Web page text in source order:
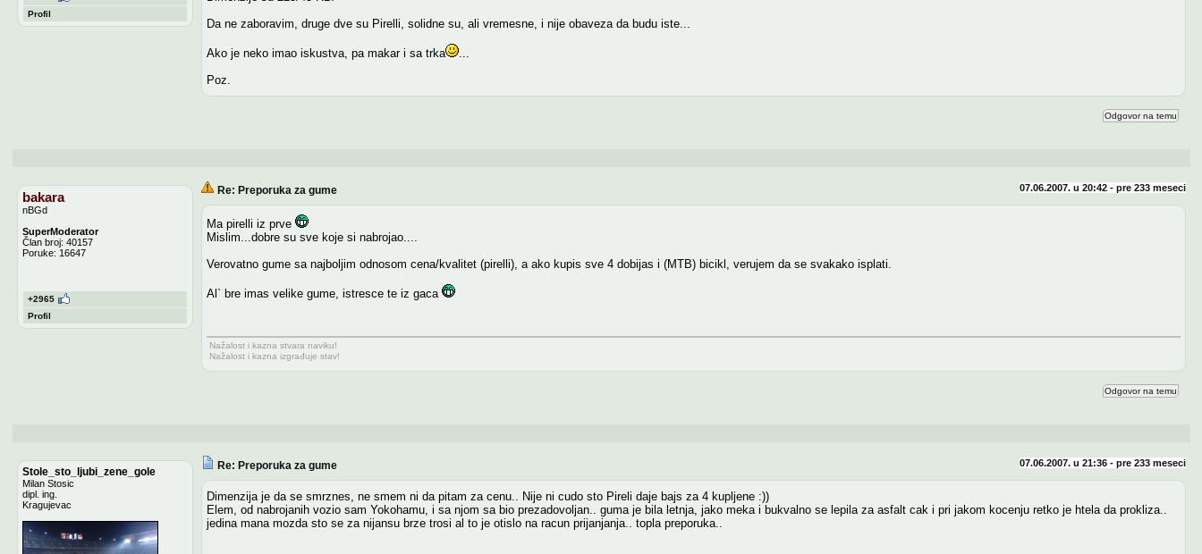
Profil
Da ne zaboravim, druge dve su Pirelli, solidne su, ali vremesne, i nije obaveza da budu iste...
Ako je neko imao iskustva, pa makar i sa trka
...
Poz.
Odgovor na temu
bakara
nBGd
SuperModerator
Član broj: 40157
Poruke: 16647
+2965
Profil
Re: Preporuka za gume 07.06.2007. u 20:42 - pre 233 meseci
Ma pirelli iz prve
Mislim...dobre su sve koje si nabrojao....
Verovatno gume sa najboljim odnosom cena/kvalitet (pirelli), a ako kupis sve 4 dobijas i (MTB) bicikl, verujem da se svakako isplati.
Al` bre imas velike gume, istresce te iz gaca
Nažalost i kazna stvara naviku!
Nažalost i kazna izgrađuje stav!
Odgovor na temu
Stole_sto_ljubi_zene_gole
Milan Stosic
dipl. ing.
Kragujevac
Re: Preporuka za gume 07.06.2007. u 21:36 - pre 233 meseci
Dimenzija je da se smrznes, ne smem ni da pitam za cenu.. Nije ni cudo sto Pireli daje bajs za 4 kupljene :))
Elem, od nabrojanih vozio sam Yokohamu, i sa njom sa bio prezadovoljan.. guma je bila letnja, jako meka i bukvalno se lepila za asfalt cak i pri jakom kocenju retko je htela da prokliza..
jedina mana mozda sto se za nijansu brze trosi al to je otislo na racun prijanjanja.. topla preporuka..